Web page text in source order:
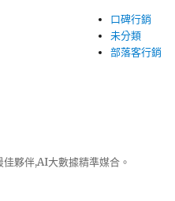
口碑行銷
未分類
部落客行銷
夥伴,AI大數據精準媒合。